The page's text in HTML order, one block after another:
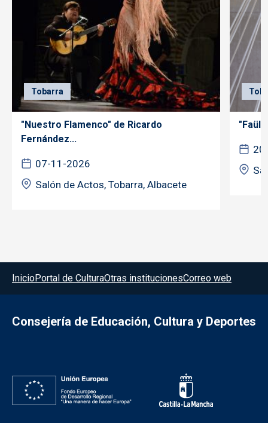
Tobarra
"Nuestro Flamenco" de Ricardo
Fernández...
07-11-2026
Salón de Actos, Tobarra, Albacete
Menú del pie
InicioPortal de CulturaOtras institucionesCorreo web
Consejería de Educación, Cultura y Deportes